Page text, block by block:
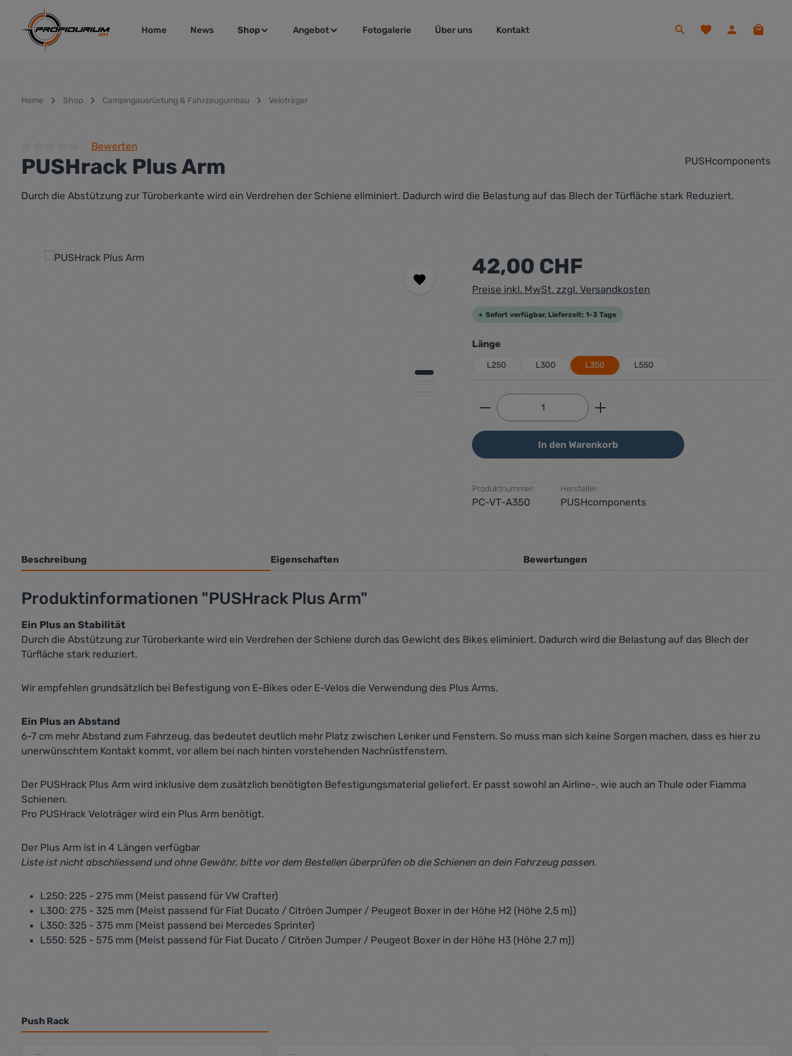
Hauptinhalt springen
Zur Hauptnavigation springen
Home News Shop Angebot Fotogalerie Über uns Kontakt
Du hast 0 Produkte
Home Shop Campingausrüstung & Fahrzeugumbau Veloträger
Durchschnittliche Bewertung von 0 von 5 Sternen
Bewerten
PUSHrack Plus Arm PUSHcomponents
Durch die Abstützung zur Türoberkante wird ein Verdrehen der Schiene eliminiert. Dadurch wird die Belastung auf das Blech der Türfläche stark Reduziert.
Bildergalerie überspringen Regulärer Preis:
42,00 CHF
Preise inkl. MwSt. zzgl. Versandkosten
Sofort verfügbar, Lieferzeit: 1-3 Tage
Länge
L250 L300 L350 L550
Produkt Anzahl: Gib den gewünschten Wert
In den Warenkorb
Produktnummer:
PC-VT-A350
Hersteller:
PUSHcomponents
Beschreibung Eigenschaften Bewertungen
Produktinformationen "PUSHrack Plus Arm"
Ein Plus an Stabilität
Durch die Abstützung zur Türoberkante wird ein Verdrehen der Schiene durch das Gewicht des Bikes eliminiert. Dadurch wird die Belastung auf das Blech der
Türfläche stark reduziert.
Wir empfehlen grundsätzlich bei Befestigung von E-Bikes oder E-Velos die Verwendung des Plus Arms.
Ein Plus an Abstand
6-7 cm mehr Abstand zum Fahrzeug, das bedeutet deutlich mehr Platz zwischen Lenker und Fenstern. So muss man sich keine Sorgen machen, dass es hier zu
unerwünschtem Kontakt kommt, vor allem bei nach hinten vorstehenden Nachrüstfenstern.
Der PUSHrack Plus Arm wird inklusive dem zusätzlich benötigten Befestigungsmaterial geliefert. Er passt sowohl an Airline-, wie auch an Thule oder Fiamma
Schienen.
Pro PUSHrack Veloträger wird ein Plus Arm benötigt.
Der Plus Arm ist in 4 Längen verfügbar
Liste ist nicht abschliessend und ohne Gewähr, bitte vor dem Bestellen überprüfen ob die Schienen an dein Fahrzeug passen.
L250: 225 - 275 mm (Meist passend für VW Crafter)
L300: 275 - 325 mm (Meist passend für Fiat Ducato / Citröen Jumper / Peugeot Boxer in der Höhe H2 (Höhe 2,5 m))
L350: 325 - 375 mm (Meist passend bei Mercedes Sprinter)
L550: 525 - 575 mm (Meist passend für Fiat Ducato / Citröen Jumper / Peugeot Boxer in der Höhe H3 (Höhe 2,7 m))
Push Rack